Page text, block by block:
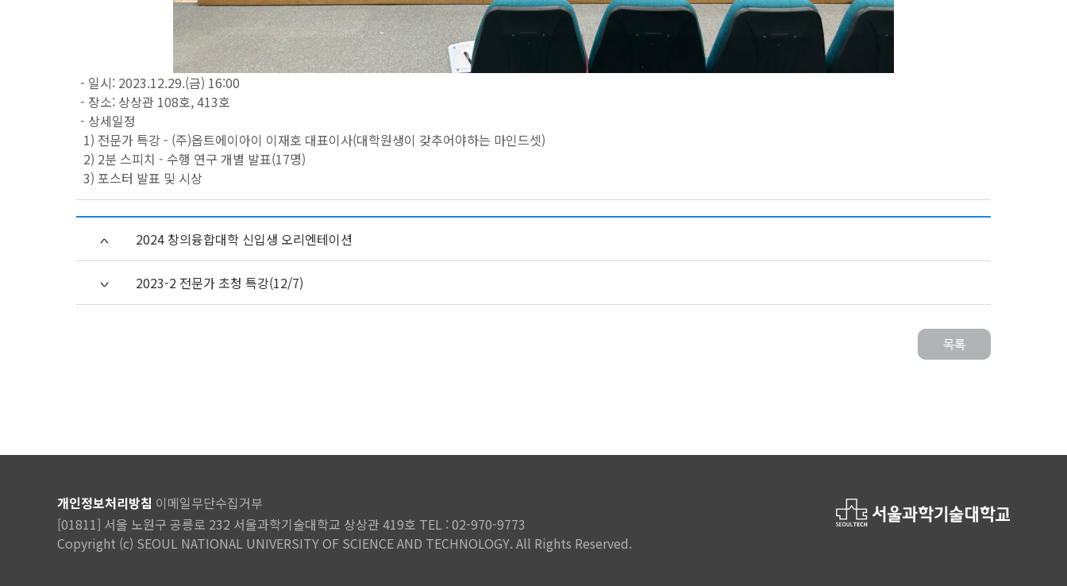
- 일시: 2023.12.29.(금) 16:00
- 장소: 상상관 108호, 413호
- 상세일정
1) 전문가 특강 - (주)옵트에이아이 이재호 대표이사(대학원생이 갖추어야하는 마인드셋)
2) 2분 스피치 - 수행 연구 개별 발표(17명)
3) 포스터 발표 및 시상
2024 창의융합대학 신입생 오리엔테이션
2023-2 전문가 초청 특강(12/7)
개인정보처리방침 이메일무단수집거부
[01811] 서울 노원구 공릉로 232 서울과학기술대학교 상상관 419호 TEL : 02-970-9773
Copyright (c) SEOUL NATIONAL UNIVERSITY OF SCIENCE AND TECHNOLOGY. All Rights Reserved.